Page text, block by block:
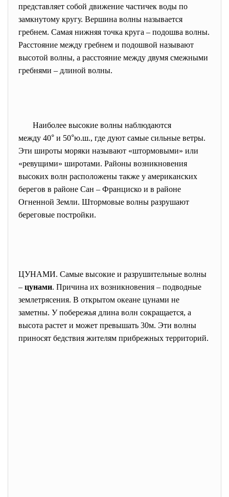
представляет собой движение частичек воды по
замкнутому кругу. Вершина волны называется
гребнем. Самая нижняя точка круга – подошва волны.
Расстояние между гребнем и подошвой называют
высотой волны, а расстояние между двумя смежными
гребнями – длиной волны.
Наиболее высокие волны наблюдаются
между 40° и 50°ю.ш., где дуют самые сильные ветры.
Эти широты моряки называют «штормовыми» или
«ревущими» широтами. Районы возникновения
высоких волн расположены также у американских
берегов в районе Сан – Франциско и в районе
Огненной Земли. Штормовые волны разрушают
береговые постройки.
ЦУНАМИ. Самые высокие и разрушительные волны
– цунами. Причина их возникновения – подводные
землетрясения. В открытом океане цунами не
заметны. У побережья длина волн сокращается, а
высота растет и может превышать 30м. Эти волны
приносят бедствия жителям прибрежных территорий.